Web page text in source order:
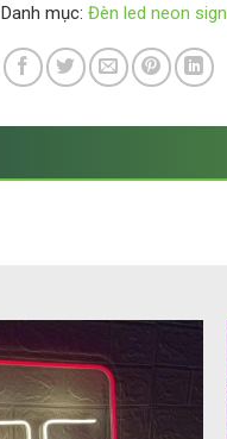
Danh mục: Đèn led neon sign